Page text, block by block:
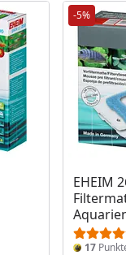
-5%
EHEIM
17